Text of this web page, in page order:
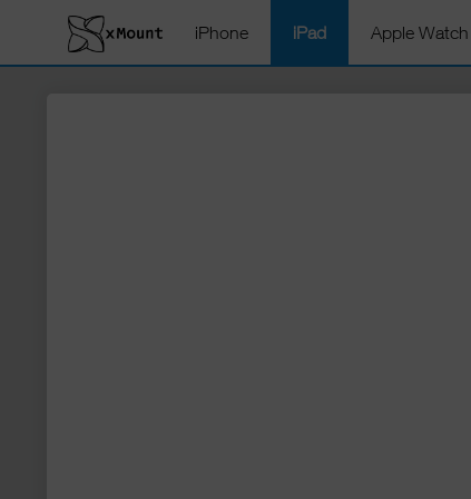
iPhone iPad Apple Watch